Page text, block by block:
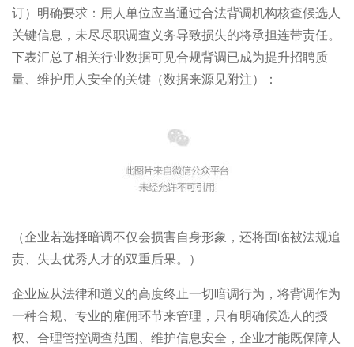
订）明确要求：用人单位应当通过合法背调机构核查候选人
关键信息，未尽尽职调查义务导致损失的将承担连带责任。
下表汇总了相关行业数据可见合规背调已成为提升招聘质
量、维护用人安全的关键（数据来源见附注）：
（企业若选择暗调不仅会损害自身形象，还将面临被法规追
责、失去优秀人才的双重后果。）
企业应从法律和道义的高度终止一切暗调行为，将背调作为
一种合规、专业的雇佣环节来管理，只有明确候选人的授
权、合理管控调查范围、维护信息安全，企业才能既保障人